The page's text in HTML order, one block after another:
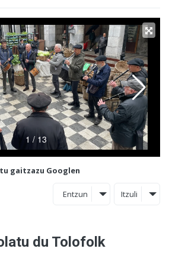
gaitzazu Googlen
Entzun Itzuli
du Tolofolk